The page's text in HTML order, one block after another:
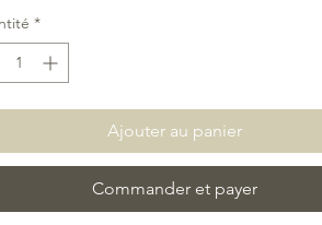
*
Ajouter au panier
Commander et payer